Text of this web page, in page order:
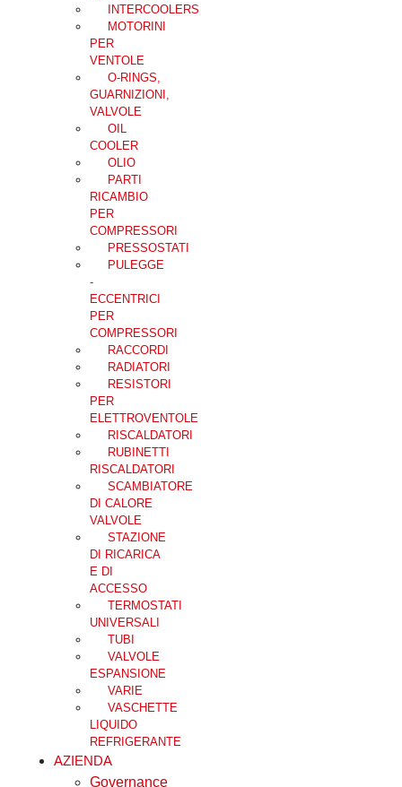
INTERCOOLERS
MOTORINI
PER
VENTOLE
O-RINGS,
GUARNIZIONI,
VALVOLE
OIL
COOLER
OLIO
PARTI
RICAMBIO
PER
COMPRESSORI
PRESSOSTATI
PULEGGE
-
ECCENTRICI
PER
COMPRESSORI
RACCORDI
RADIATORI
RESISTORI
PER
ELETTROVENTOLE
RISCALDATORI
RUBINETTI
RISCALDATORI
SCAMBIATORE
DI CALORE
VALVOLE
STAZIONE
DI RICARICA
E DI
ACCESSO
TERMOSTATI
UNIVERSALI
TUBI
VALVOLE
ESPANSIONE
VARIE
VASCHETTE
LIQUIDO
REFRIGERANTE
AZIENDA
Governance